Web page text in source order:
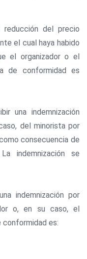
del precio
el cual haya habido
el organizador o el
de conformidad es
una indemnización
del minorista por
consecuencia de
indemnización se
indemnización por
o, en su caso, el
es: